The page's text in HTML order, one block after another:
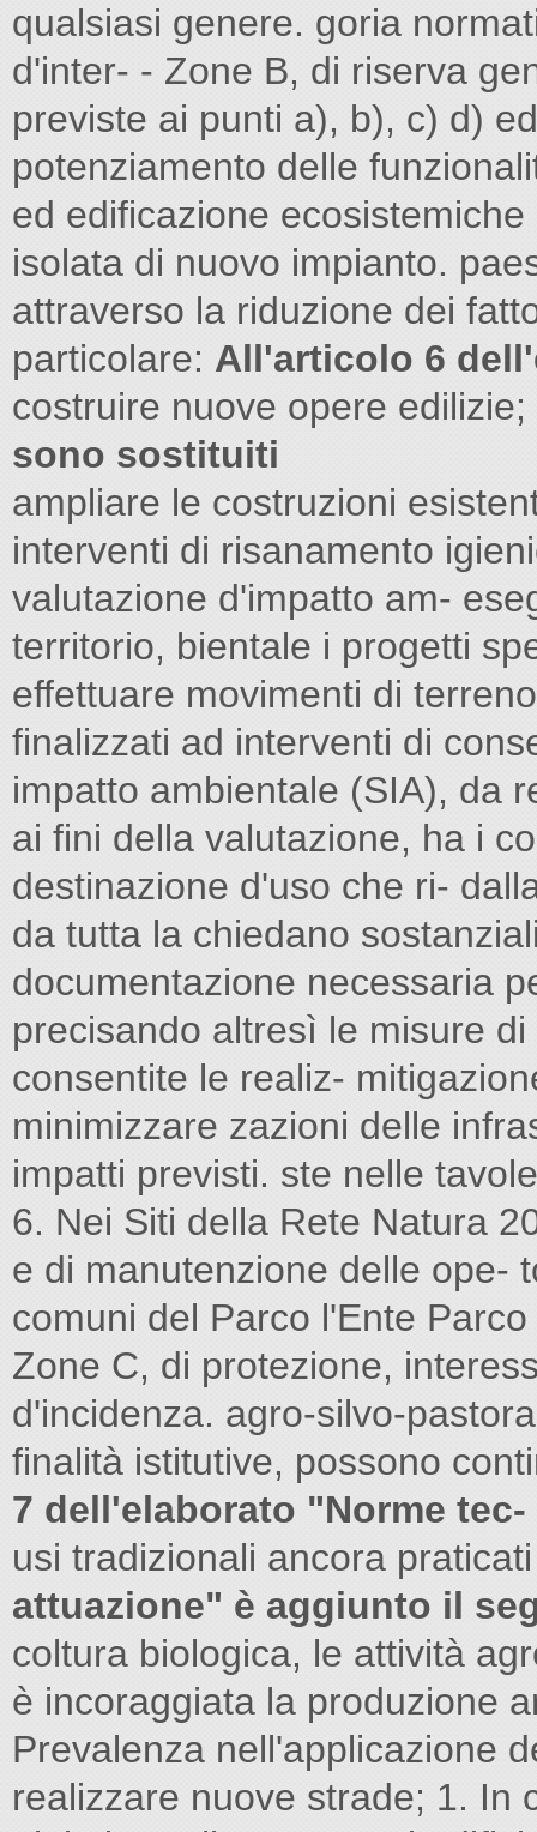
qualsiasi genere. goria
d'inter- - Zone B, di riserva
previste ai punti a), b), c) d)
potenziamento delle
ed edificazione
isolata di nuovo impianto.
attraverso la riduzione dei
particolare: All'articolo 6
costruire nuove opere edilizie;
sono sostituiti
ampliare le costruzioni
interventi di risanamento
valutazione d'impatto am-
territorio, bientale i progetti
effettuare movimenti di
finalizzati ad interventi di
impatto ambientale (SIA), da
ai fini della valutazione, ha i
destinazione d'uso che ri-
da tutta la chiedano
documentazione necessaria
precisando altresì le misure
consentite le realiz-
minimizzare zazioni delle
impatti previsti. ste nelle
6. Nei Siti della Rete Natura
e di manutenzione delle ope-
comuni del Parco l'Ente
Zone C, di protezione,
d'incidenza. agro-silvo-
finalità istitutive, possono
7 dell'elaborato "Norme tec-
usi tradizionali ancora
attuazione" è aggiunto il
coltura biologica, le attività
è incoraggiata la produzione
Prevalenza nell'applicazione
realizzare nuove strade; 1. In